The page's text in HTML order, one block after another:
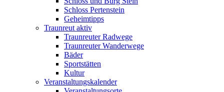
Schloss Pertenstein
Geheimtipps
Traunreut aktiv
Traunreuter Radwege
Traunreuter Wanderwege
Bäder
Sportstätten
Kultur
Veranstaltungskalender